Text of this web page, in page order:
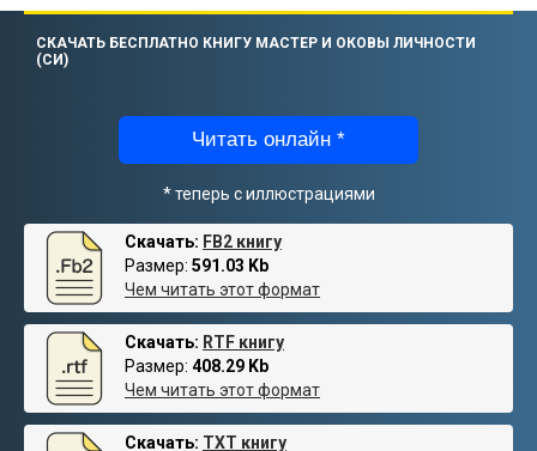
СКАЧАТЬ БЕСПЛАТНО КНИГУ МАСТЕР И ОКОВЫ ЛИЧНОСТИ
(СИ)
Читать онлайн *
* теперь с иллюстрациями
Скачать: FB2 книгу
Размер: 591.03 Kb
Чем читать этот формат
Скачать: RTF книгу
Размер: 408.29 Kb
Чем читать этот формат
Скачать: TXT книгу